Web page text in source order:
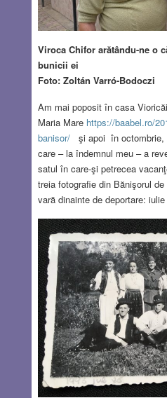
Viroca Chifor arătându-ne o
bunicii ei
Foto: Zoltán Varró-Bodoczi
Am mai poposit în casa
Maria Mare https://baabel.ro/
banisor/şi apoi în octombrie,
care – la îndemnul meu – a
satul în care-şi petrecea
treia fotografie din Bănişorul
vară dinainte de deportare: iulie